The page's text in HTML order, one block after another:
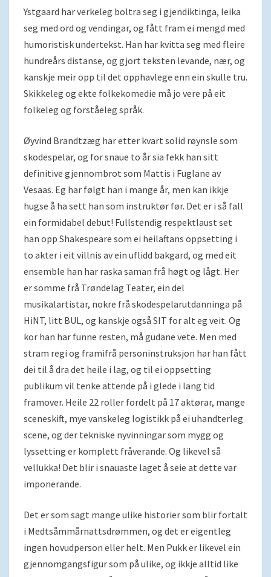
Ystgaard har verkeleg boltra seg i gjendiktinga, leika
seg med ord og vendingar, og fått fram ei mengd med
humoristisk undertekst. Han har kvitta seg med fleire
hundreårs distanse, og gjort teksten levande, nær, og
kanskje meir opp til det opphavlege enn ein skulle tru.
Skikkeleg og ekte folkekomedie må jo vere på eit
folkeleg og forståeleg språk.
Øyvind Brandtzæg har etter kvart solid røynsle som
skodespelar, og for snaue to år sia fekk han sitt
definitive gjennombrot som Mattis i Fuglane av
Vesaas. Eg har følgt han i mange år, men kan ikkje
hugse å ha sett han som instruktør før. Det er i så fall
ein formidabel debut! Fullstendig respektlaust set
han opp Shakespeare som ei heilaftans oppsetting i
to akter i eit villnis av ein uflidd bakgard, og med eit
ensemble han har raska saman frå høgt og lågt. Her
er somme frå Trøndelag Teater, ein del
musikalartistar, nokre frå skodespelarutdanninga på
HiNT, litt BUL, og kanskje også SIT for alt eg veit. Og
kor han har funne resten, må gudane vete. Men med
stram regi og framifrå personinstruksjon har han fått
dei til å dra det heile i lag, og til ei oppsetting
publikum vil tenke attende på i glede i lang tid
framover. Heile 22 roller fordelt på 17 aktørar, mange
sceneskift, mye vanskeleg logistikk på ei uhandterleg
scene, og der tekniske nyvinningar som mygg og
lyssetting er komplett fråverande. Og likevel så
vellukka! Det blir i snauaste laget å seie at dette var
imponerande.
Det er som sagt mange ulike historier som blir fortalt
i Medtsåmmårnattsdrømmen, og det er eigentleg
ingen hovudperson eller helt. Men Pukk er likevel ein
gjennomgangsfigur som på ulike, og ikkje alltid like